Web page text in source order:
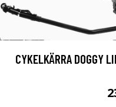
CYKELKÄRRA DOGGY